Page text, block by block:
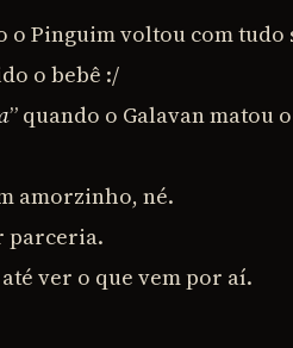
o Pinguim voltou com
o bebê :/
” quando o Galavan matou
amorzinho, né.
parceria.
ver o que vem por aí.